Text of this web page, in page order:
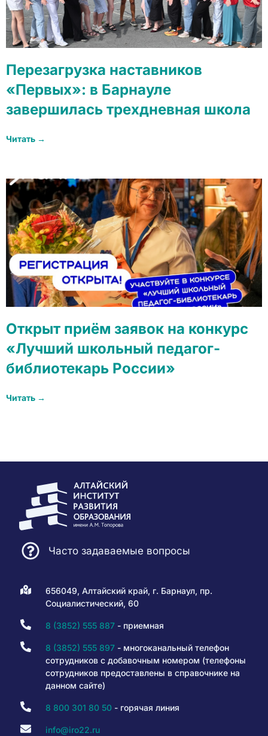
Перезагрузка наставников
«Первых»: в Барнауле
завершилась трехдневная школа
Читать →
Открыт приём заявок на конкурс
«Лучший школьный педагог-
библиотекарь России»
Читать →
Часто задаваемые вопросы
656049, Алтайский край, г. Барнаул, пр.
Социалистический, 60
8 (3852) 555 887- приемная
8 (3852) 555 897- многоканальный телефон
сотрудников с добавочным номером (телефоны
сотрудников предоставлены в справочнике на
данном сайте)
8 800 301 80 50- горячая линия
info@iro22.ru